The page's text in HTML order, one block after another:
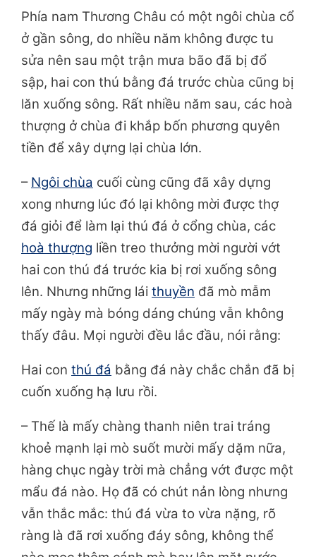
Phía nam Thương Châu có một ngôi chùa cổ
ở gần sông, do nhiều năm không được tu
sửa nên sau một trận mưa bão đã bị đổ
sập, hai con thú bằng đá trước chùa cũng bị
lăn xuống sông. Rất nhiều năm sau, các hoà
thượng ở chùa đi khắp bốn phương quyên
tiền để xây dựng lại chùa lớn.
– Ngôi chùa cuối cùng cũng đã xây dựng
xong nhưng lúc đó lại không mời được thợ
đá giỏi để làm lại thú đá ở cổng chùa, các
hoà thượng liền treo thưởng mời người vớt
hai con thú đá trước kia bị rơi xuống sông
lên. Nhưng những lái thuyền đã mò mẫm
mấy ngày mà bóng dáng chúng vẫn không
thấy đâu. Mọi người đều lắc đầu, nói rằng:
Hai con thú đá bằng đá này chắc chắn đã bị
cuốn xuống hạ lưu rồi.
– Thế là mấy chàng thanh niên trai tráng
khoẻ mạnh lại mò suốt mười mấy dặm nữa,
hàng chục ngày trời mà chẳng vớt được một
mẩu đá nào. Họ đã có chút nản lòng nhưng
vẫn thắc mắc: thú đá vừa to vừa nặng, rõ
ràng là đã rơi xuống đáy sông, không thể